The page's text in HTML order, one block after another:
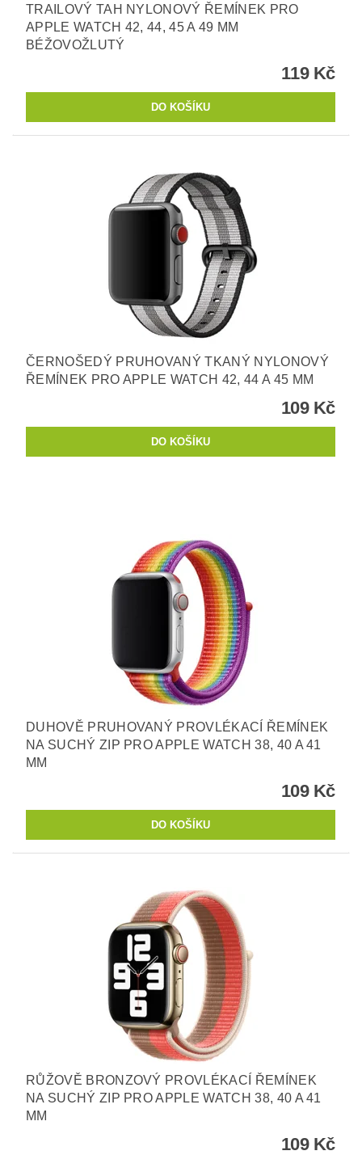
TRAILOVÝ TAH NYLONOVÝ ŘEMÍNEK PRO
APPLE WATCH 42, 44, 45 A 49 MM
BÉŽOVOŽLUTÝ
119 Kč
ČERNOŠEDÝ PRUHOVANÝ TKANÝ NYLONOVÝ
ŘEMÍNEK PRO APPLE WATCH 42, 44 A 45 MM
109 Kč
DUHOVĚ PRUHOVANÝ PROVLÉKACÍ ŘEMÍNEK
NA SUCHÝ ZIP PRO APPLE WATCH 38, 40 A 41
MM
109 Kč
RŮŽOVĚ BRONZOVÝ PROVLÉKACÍ ŘEMÍNEK
NA SUCHÝ ZIP PRO APPLE WATCH 38, 40 A 41
MM
109 Kč